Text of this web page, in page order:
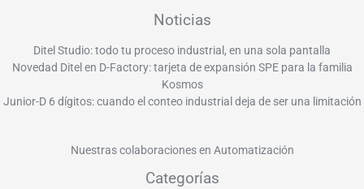
Noticias
Ditel Studio: todo tu proceso industrial, en una sola pantalla
Novedad Ditel en D-Factory: tarjeta de expansión SPE para la familia
Kosmos
Junior-D 6 dígitos: cuando el conteo industrial deja de ser una limitación
Nuestras colaboraciones en Automatización
Categorías